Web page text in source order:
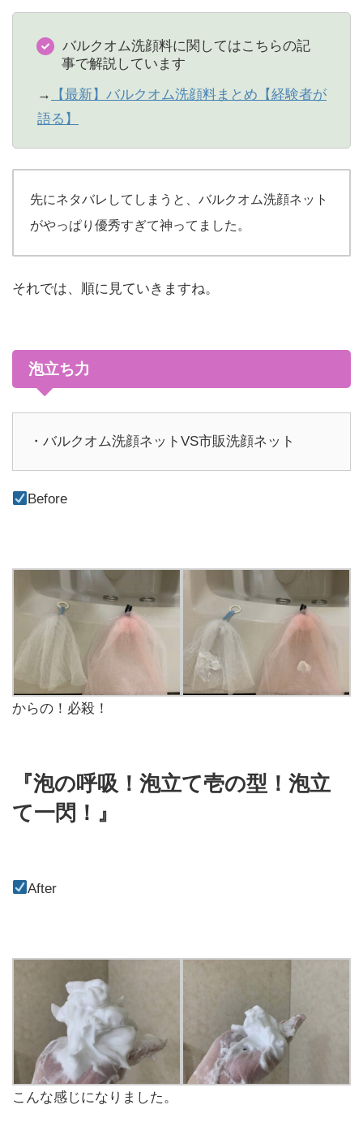
バルクオム洗顔料に関してはこちらの記
事で解説しています
→
【最新】バルクオム洗顔料まとめ【経験者が
語る】
先にネタバレしてしまうと、バルクオム洗顔ネット
がやっぱり優秀すぎて神ってました。
それでは、順に見ていきますね。
泡立ち力
・バルクオム洗顔ネットVS市販洗顔ネット
Before
からの！必殺！
『泡の呼吸！泡立て壱の型！泡立
て一閃！』
After
こんな感じになりました。